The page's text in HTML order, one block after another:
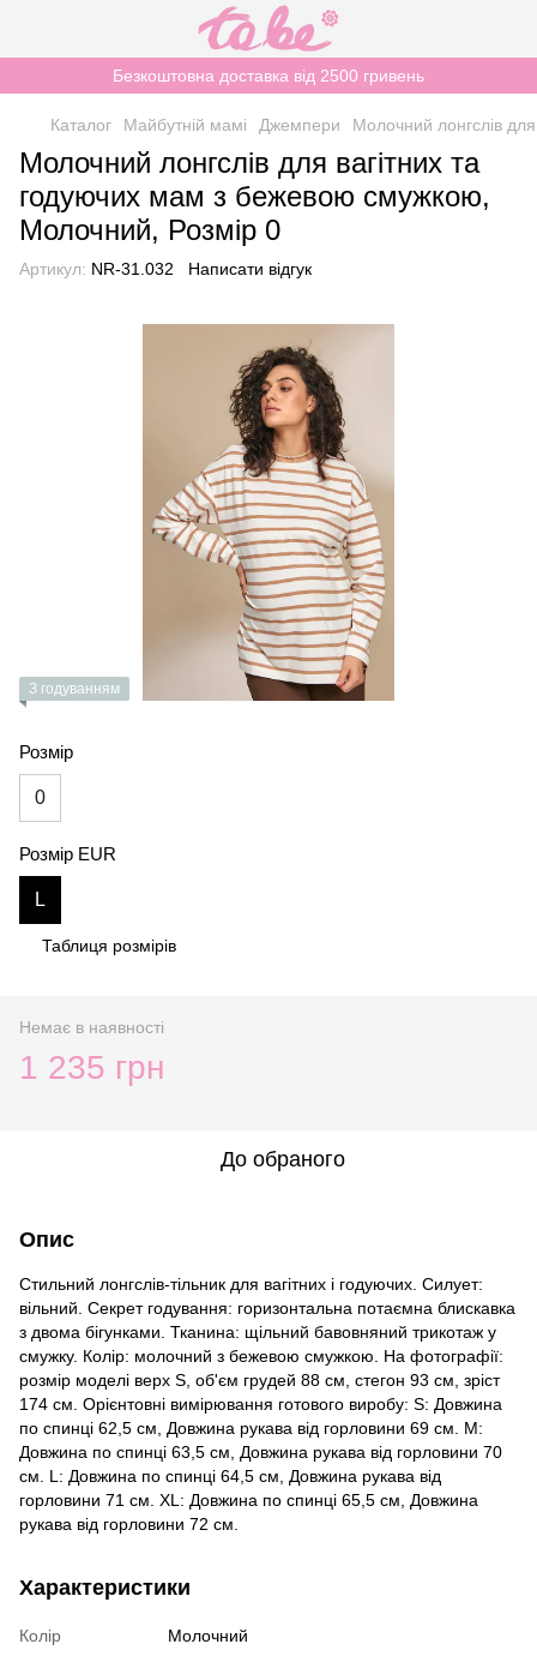
Безкоштовна доставка від 2500 гривень
Каталог Майбутній мамі Джемпери Молочний лонгслів
Молочний лонгслів для вагітних та
годуючих мам з бежевою смужкою,
Молочний, Розмір 0
Артикул: NR-31.032 Написати відгук
З годуванням
Розмір
0
Розмір EUR
L
Таблиця розмірів
Немає в наявності
1 235 грн
До обраного
Опис
Стильний лонгслів-тільник для вагітних і годуючих. Силует:
вільний. Секрет годування: горизонтальна потаємна блискавка
з двома бігунками. Тканина: щільний бавовняний трикотаж у
смужку. Колір: молочний з бежевою смужкою. На фотографії:
розмір моделі верх S, об'єм грудей 88 см, стегон 93 см, зріст
174 см. Орієнтовні вимірювання готового виробу: S: Довжина
по спинці 62,5 см, Довжина рукава від горловини 69 см. M:
Довжина по спинці 63,5 см, Довжина рукава від горловини 70
см. L: Довжина по спинці 64,5 см, Довжина рукава від
горловини 71 см. XL: Довжина по спинці 65,5 см, Довжина
рукава від горловини 72 см.
Характеристики
Колір
Молочний